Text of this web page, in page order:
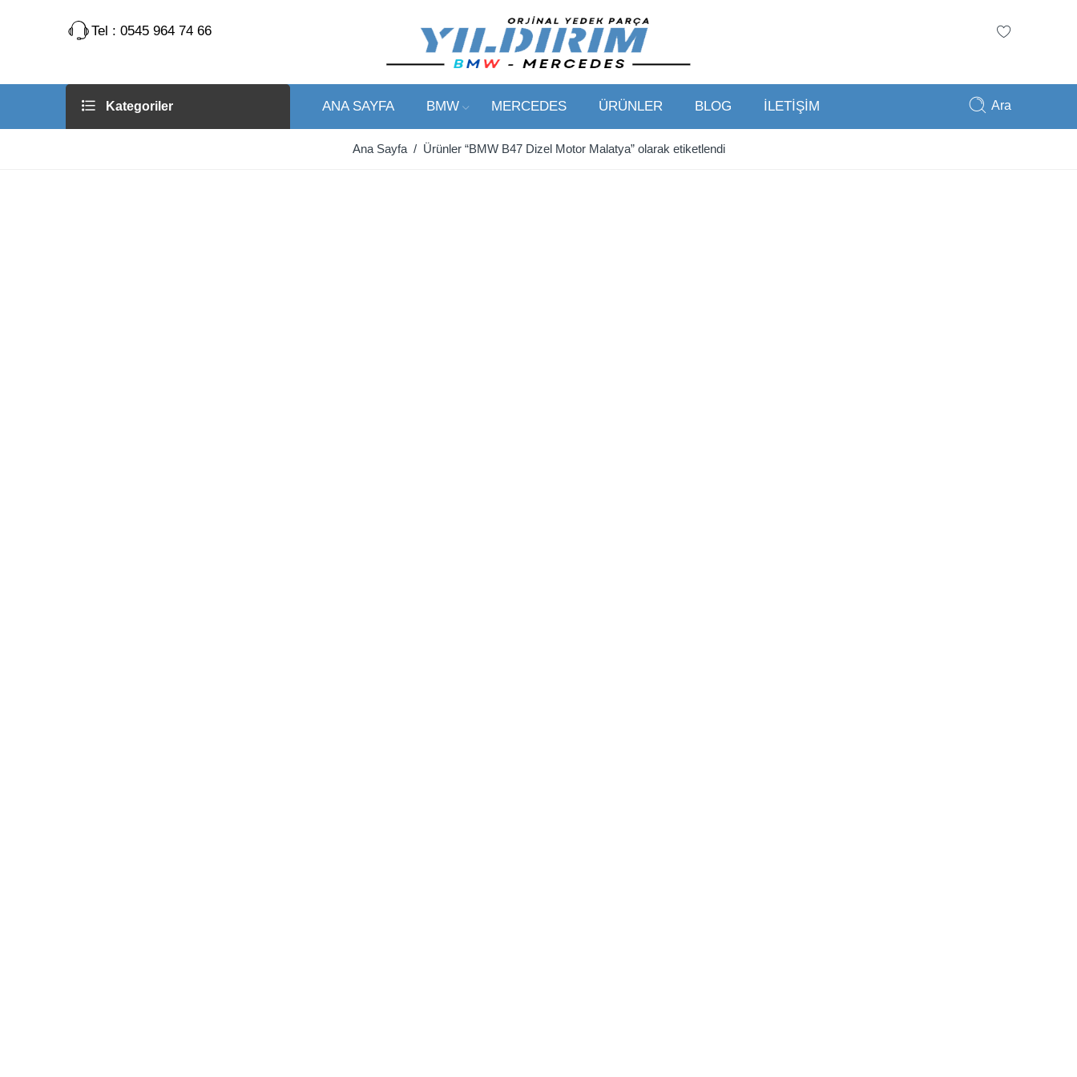
Tel : 0545 964 74 66
Kategoriler ANA SAYFA BMW MERCEDES ÜRÜNLER BLOG İLETİŞİM Ara
Ana Sayfa/ Ürünler “BMW B47 Dizel Motor Malatya” olarak etiketlendi